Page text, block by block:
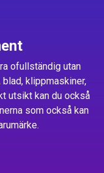
ofullständig utan
blad, klippmaskiner,
utsikt kan du också
som också kan